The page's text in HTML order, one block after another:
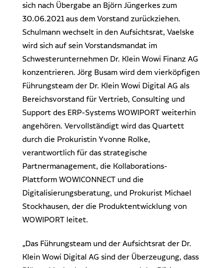
sich nach Übergabe an Björn Jüngerkes zum
30.06.2021 aus dem Vorstand zurückziehen.
Schulmann wechselt in den Aufsichtsrat, Vaelske
wird sich auf sein Vorstandsmandat im
Schwesterunternehmen Dr. Klein Wowi Finanz AG
konzentrieren. Jörg Busam wird dem vierköpfigen
Führungsteam der Dr. Klein Wowi Digital AG als
Bereichsvorstand für Vertrieb, Consulting und
Support des ERP-Systems WOWIPORT weiterhin
angehören. Vervollständigt wird das Quartett
durch die Prokuristin Yvonne Rolke,
verantwortlich für das strategische
Partnermanagement, die Kollaborations-
Plattform WOWICONNECT und die
Digitalisierungsberatung, und Prokurist Michael
Stockhausen, der die Produktentwicklung von
WOWIPORT leitet.
„Das Führungsteam und der Aufsichtsrat der Dr.
Klein Wowi Digital AG sind der Überzeugung, dass